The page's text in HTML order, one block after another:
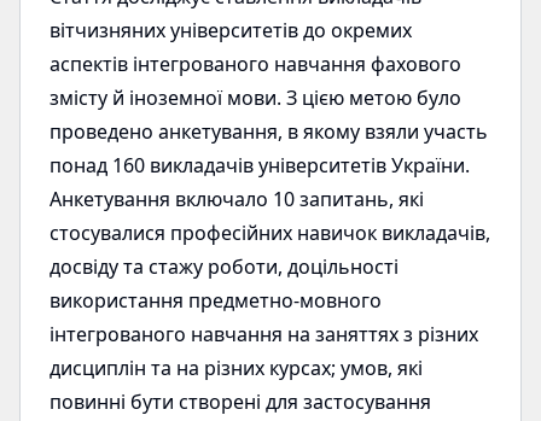
вітчизняних університетів до окремих
аспектів інтегрованого навчання фахового
змісту й іноземної мови. З цією метою було
проведено анкетування, в якому взяли участь
понад 160 викладачів університетів України.
Анкетування включало 10 запитань, які
стосувалися професійних навичок викладачів,
досвіду та стажу роботи, доцільності
використання предметно-мовного
інтегрованого навчання на заняттях з різних
дисциплін та на різних курсах; умов, які
повинні бути створені для застосування